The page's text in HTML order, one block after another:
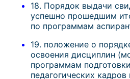
18. Порядок выдачи
успешно прошедшим
по программам
19. положение о
освоения дисциплин
программам
педагогических